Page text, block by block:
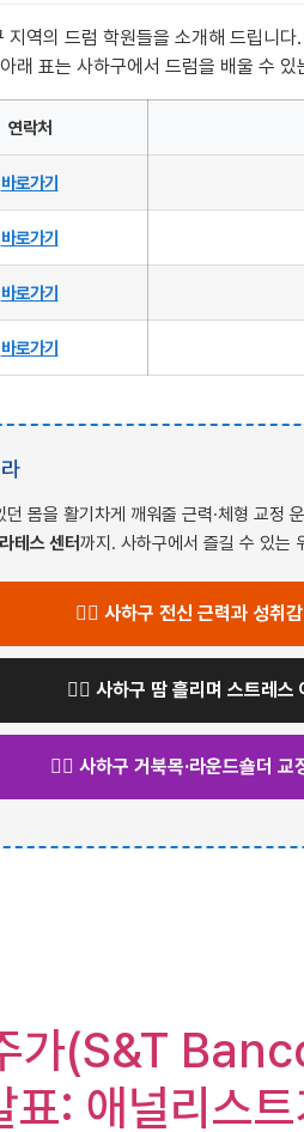
역의 드럼 학원들을 소개해 드립니
래 표는 사하구에서 드럼을 배울 수
연락처
바로가기
바로가기
바로가기
바로가기
몸을 활기차게 깨워줄 근력·체형 교정
테스 센터까지. 사하구에서 즐길 수 있는
🧗‍♂️ 사하구 전신 근력과 성취
🏋️‍♀️ 사하구 땀 흘리며 스트레스
🧘‍♀️ 사하구 거북목·라운드숄더
(S&T
: 애널리스